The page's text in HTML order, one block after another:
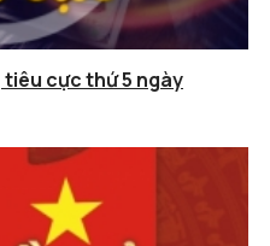
cực thứ 5 ngày